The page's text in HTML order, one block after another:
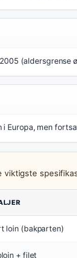
(aldersgrense
Europa, men
viktigste
loin (bakparten)
+ filet